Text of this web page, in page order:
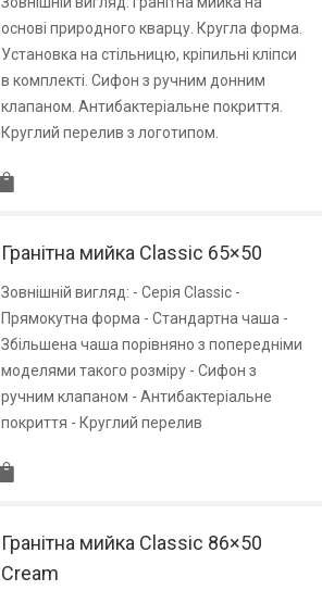
основі природного кварцу. Кругла форма.
Установка на стільницю, кріпильні кліпси
в комплекті. Сифон з ручним донним
клапаном. Антибактеріальне покриття.
Круглий перелив з логотипом.
Гранітна мийка Classic 65×50
Зовнішній вигляд: - Серія Classic -
Прямокутна форма - Стандартна чаша -
Збільшена чаша порівняно з попередніми
моделями такого розміру - Сифон з
ручним клапаном - Антибактеріальне
покриття - Круглий перелив
Гранітна мийка Classic 86×50
Cream